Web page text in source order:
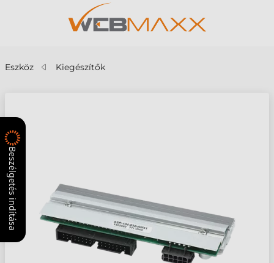
Eszköz Kiegészítők
Beszélgetés indítása